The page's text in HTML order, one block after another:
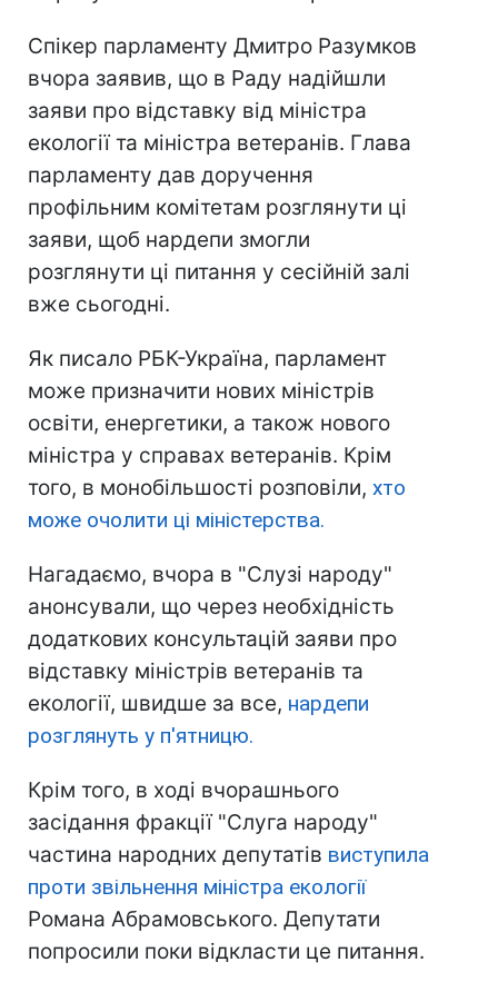
Спікер парламенту Дмитро Разумков
вчора заявив, що в Раду надійшли
заяви про відставку від міністра
екології та міністра ветеранів. Глава
парламенту дав доручення
профільним комітетам розглянути ці
заяви, щоб нардепи змогли
розглянути ці питання у сесійній залі
вже сьогодні.
Як писало РБК-Україна, парламент
може призначити нових міністрів
освіти, енергетики, а також нового
міністра у справах ветеранів. Крім
того, в монобільшості розповіли, хто
може очолити ці міністерства.
Нагадаємо, вчора в "Слузі народу"
анонсували, що через необхідність
додаткових консультацій заяви про
відставку міністрів ветеранів та
екології, швидше за все, нардепи
розглянуть у п'ятницю.
Крім того, в ході вчорашнього
засідання фракції "Слуга народу"
частина народних депутатів виступила
проти звільнення міністра екології
Романа Абрамовського. Депутати
попросили поки відкласти це питання.